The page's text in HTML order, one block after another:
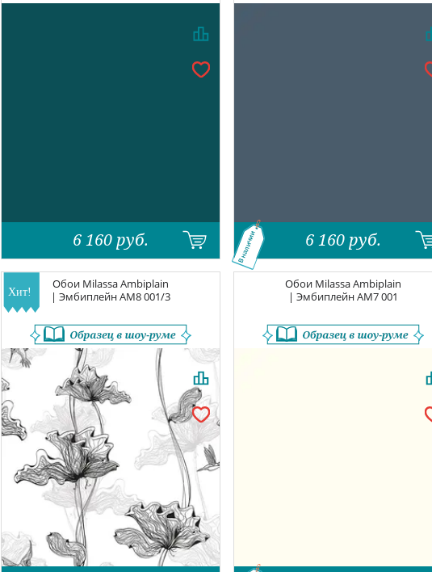
6 160 руб. 6 160 руб.
В наличии
Обои Milassa Ambiplain
| ЭмбиплейнAM8 001/3
Обои Milassa Ambiplain
| ЭмбиплейнAM7 001